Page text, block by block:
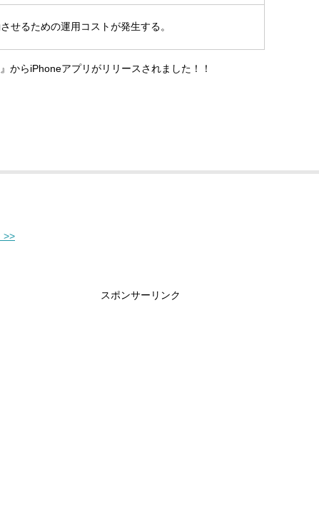
せるための運用コストが発生する。
からiPhoneアプリがリリースされました！！
>>
スポンサーリンク